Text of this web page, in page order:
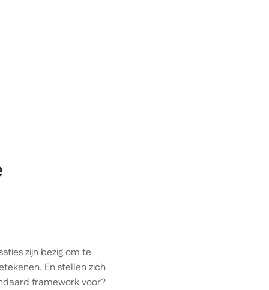
zijn bezig om te
En stellen zich
framework voor?